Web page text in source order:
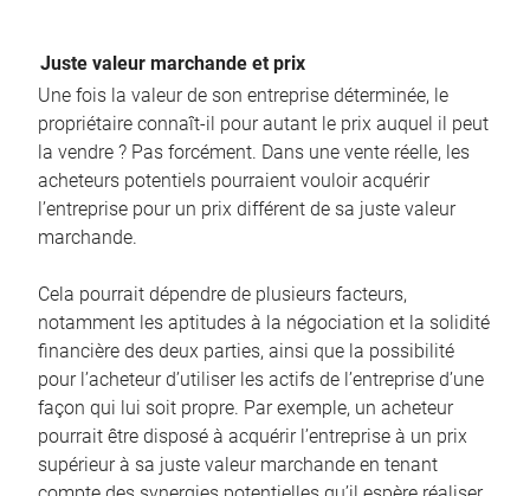
Juste valeur marchande et prix
Une fois la valeur de son entreprise déterminée, le
propriétaire connaît-il pour autant le prix auquel il peut
la vendre ? Pas forcément. Dans une vente réelle, les
acheteurs potentiels pourraient vouloir acquérir
l’entreprise pour un prix différent de sa juste valeur
marchande.
Cela pourrait dépendre de plusieurs facteurs,
notamment les aptitudes à la négociation et la solidité
financière des deux parties, ainsi que la possibilité
pour l’acheteur d’utiliser les actifs de l’entreprise d’une
façon qui lui soit propre. Par exemple, un acheteur
pourrait être disposé à acquérir l’entreprise à un prix
supérieur à sa juste valeur marchande en tenant